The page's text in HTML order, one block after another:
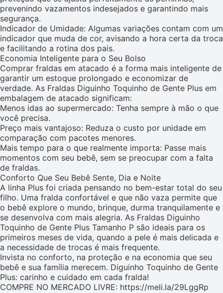
prevenindo vazamentos indesejados e garantindo mais
segurança.
Indicador de Umidade: Algumas variações contam com um
indicador que muda de cor, avisando a hora certa da troca
e facilitando a rotina dos pais.
Economia Inteligente para o Seu Bolso
Comprar fraldas em atacado é a forma mais inteligente de
garantir um estoque prolongado e economizar de
verdade. As Fraldas Diguinho Toquinho de Gente Plus em
embalagem de atacado significam:
Menos idas ao supermercado: Tenha sempre à mão o que
você precisa.
Preço mais vantajoso: Reduza o custo por unidade em
comparação com pacotes menores.
Mais tempo para o que realmente importa: Passe mais
momentos com seu bebê, sem se preocupar com a falta
de fraldas.
Conforto Que Seu Bebê Sente, Dia e Noite
A linha Plus foi criada pensando no bem-estar total do seu
filho. Uma fralda confortável e que não vaza permite que
o bebê explore o mundo, brinque, durma tranquilamente e
se desenvolva com mais alegria. As Fraldas Diguinho
Toquinho de Gente Plus Tamanho P são ideais para os
primeiros meses de vida, quando a pele é mais delicada e
a necessidade de trocas é mais frequente.
Invista no conforto, na proteção e na economia que seu
bebê e sua família merecem. Diguinho Toquinho de Gente
Plus: carinho e cuidado em cada fralda!
COMPRE NO MERCADO LIVRE: https://meli.la/29LggRp